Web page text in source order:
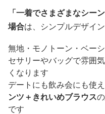
「一着でさまざまなシー
場合は、シンプルデザイ
無地・モノトーン・ベー
セサリーやバッグで雰囲
くなります
デートにも飲み会にも使
ンツ＋きれいめブラウス
です